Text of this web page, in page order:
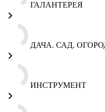
ГАЛАНТЕРЕЯ
ДАЧА. САД.
ИНСТРУМЕНТ